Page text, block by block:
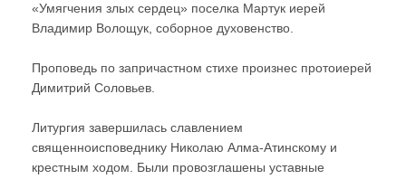
«Умягчения злых сердец» поселка Мартук иерей
Владимир Волощук, соборное духовенство.
Проповедь по запричастном стихе произнес протоиерей
Димитрий Соловьев.
Литургия завершилась славлением
священноисповеднику Николаю Алма-Атинскому и
крестным ходом. Были провозглашены уставные